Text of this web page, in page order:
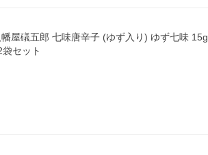
幡屋礒五郎 七味唐辛子 (ゆず入り) ゆず七味 15g
袋セット